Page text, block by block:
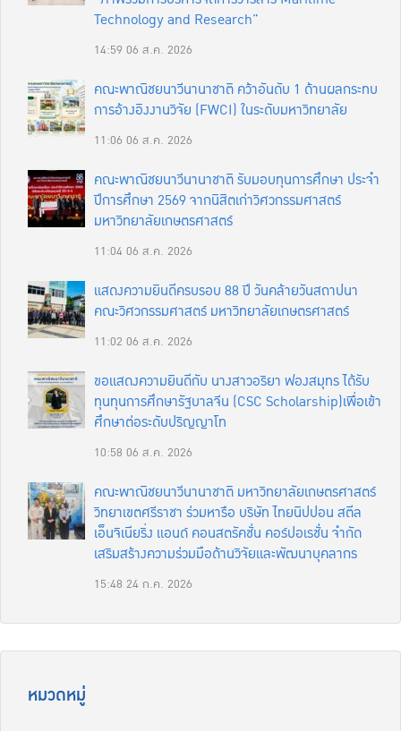
Technology and Research”
14:59 06 ส.ค. 2026
คณะพาณิชยนาวีนานาชาติ คว้าอันดับ 1 ด้านผลกระทบ
การอ้างอิงงานวิจัย (FWCI) ในระดับมหาวิทยาลัย
11:06 06 ส.ค. 2026
คณะพาณิชยนาวีนานาชาติ รับมอบทุนการศึกษา ประจำ
ปีการศึกษา 2569 จากนิสิตเก่าวิศวกรรมศาสตร์
มหาวิทยาลัยเกษตรศาสตร์
11:0406 ส.ค. 2026
แสดงความยินดีครบรอบ 88 ปี วันคล้ายวันสถาปนา
คณะวิศวกรรมศาสตร์ มหาวิทยาลัยเกษตรศาสตร์
11:02 06 ส.ค. 2026
ขอแสดงความยินดีกับ นางสาวอริยา ฟองสมุทร ได้รับ
ทุนทุนการศึกษารัฐบาลจีน (CSC Scholarship)เพื่อเข้า
ศึกษาต่อระดับปริญญาโท
10:58 06 ส.ค. 2026
คณะพาณิชยนาวีนานาชาติ มหาวิทยาลัยเกษตรศาสตร์
วิทยาเขตศรีราชา ร่วมหารือ บริษัท ไทยนิปปอน สตีล
เอ็นจิเนียริ่ง แอนด์ คอนสตรัคชั่น คอร์ปอเรชั่น จำกัด
เสริมสร้างความร่วมมือด้านวิจัยและพัฒนาบุคลากร
15:48 24 ก.ค. 2026
หมวดหมู่